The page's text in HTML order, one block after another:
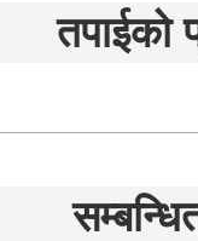
तपाईको